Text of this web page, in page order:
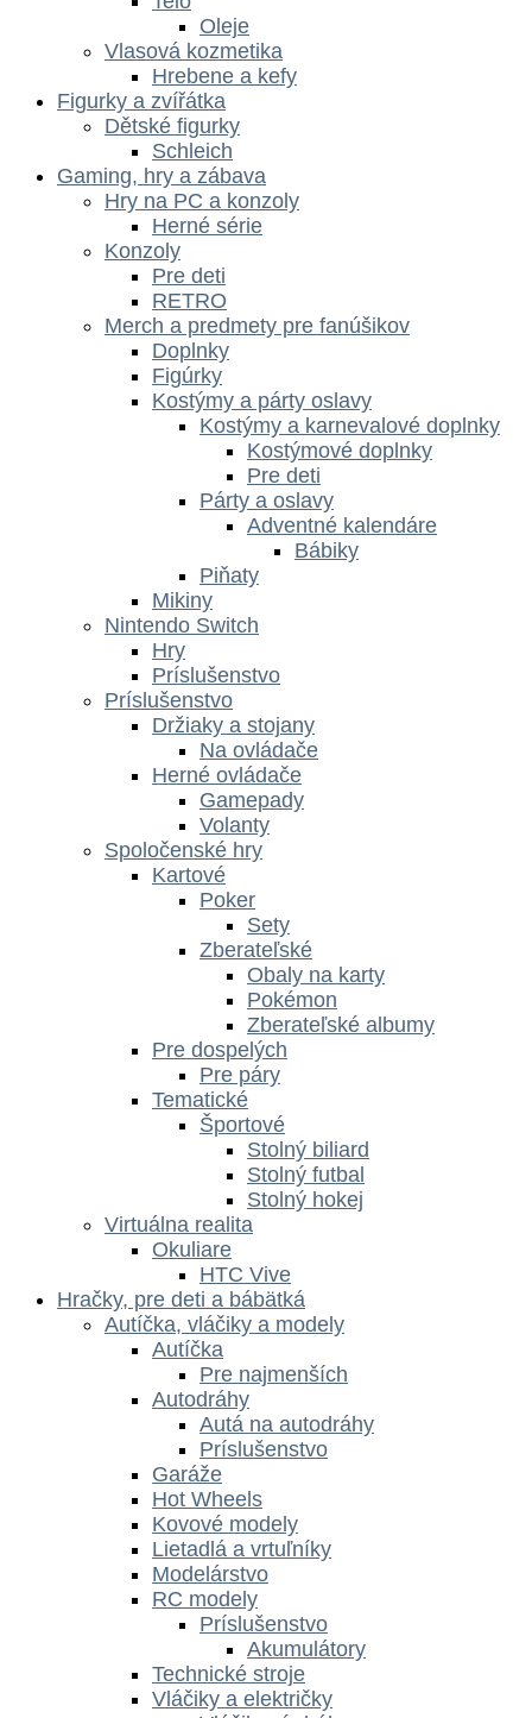
Oleje
Vlasová kozmetika
Hrebene a kefy
Figurky a zvířátka
Dětské figurky
Schleich
Gaming, hry a zábava
Hry na PC a konzoly
Herné série
Konzoly
Pre deti
RETRO
Merch a predmety pre fanúšikov
Doplnky
Figúrky
Kostýmy a párty oslavy
Kostýmy a karnevalové doplnky
Kostýmové doplnky
Pre deti
Párty a oslavy
Adventné kalendáre
Bábiky
Piňaty
Mikiny
Nintendo Switch
Hry
Príslušenstvo
Príslušenstvo
Držiaky a stojany
Na ovládače
Herné ovládače
Gamepady
Volanty
Spoločenské hry
Kartové
Poker
Sety
Zberateľské
Obaly na karty
Pokémon
Zberateľské albumy
Pre dospelých
Pre páry
Tematické
Športové
Stolný biliard
Stolný futbal
Stolný hokej
Virtuálna realita
Okuliare
HTC Vive
Hračky, pre deti a bábätká
Autíčka, vláčiky a modely
Autíčka
Pre najmenších
Autodráhy
Autá na autodráhy
Príslušenstvo
Garáže
Hot Wheels
Kovové modely
Lietadlá a vrtuľníky
Modelárstvo
RC modely
Príslušenstvo
Akumulátory
Technické stroje
Vláčiky a električky